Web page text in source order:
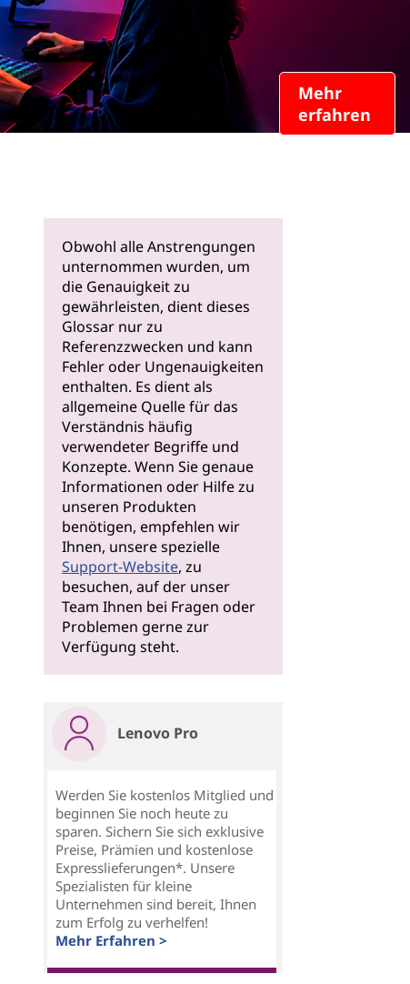
Mehr
erfahren
Obwohl alle Anstrengungen
unternommen wurden, um
die Genauigkeit zu
gewährleisten, dient dieses
Glossar nur zu
Referenzzwecken und kann
Fehler oder Ungenauigkeiten
enthalten. Es dient als
allgemeine Quelle für das
Verständnis häufig
verwendeter Begriffe und
Konzepte. Wenn Sie genaue
Informationen oder Hilfe zu
unseren Produkten
benötigen, empfehlen wir
Ihnen, unsere spezielle
Support-Website, zu
besuchen, auf der unser
Team Ihnen bei Fragen oder
Problemen gerne zur
Verfügung steht.
Lenovo Pro
Werden Sie kostenlos Mitglied und
beginnen Sie noch heute zu
sparen. Sichern Sie sich exklusive
Preise, Prämien und kostenlose
Expresslieferungen*. Unsere
Spezialisten für kleine
Unternehmen sind bereit, Ihnen
zum Erfolg zu verhelfen!
Mehr Erfahren >